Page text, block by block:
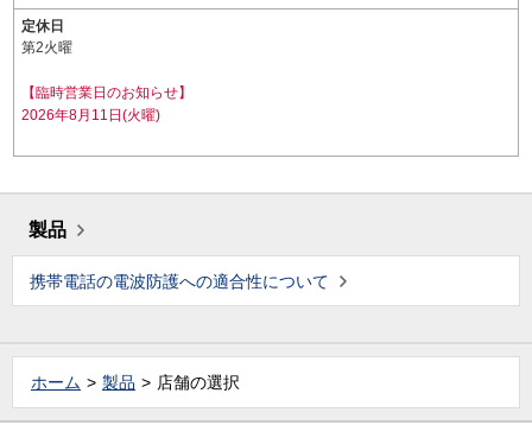
定休日
第2火曜
【臨時営業日のお知らせ】
2026年8月11日(火曜)
製品
携帯電話の電波防護への適合性について
ホーム 製品 店舗の選択